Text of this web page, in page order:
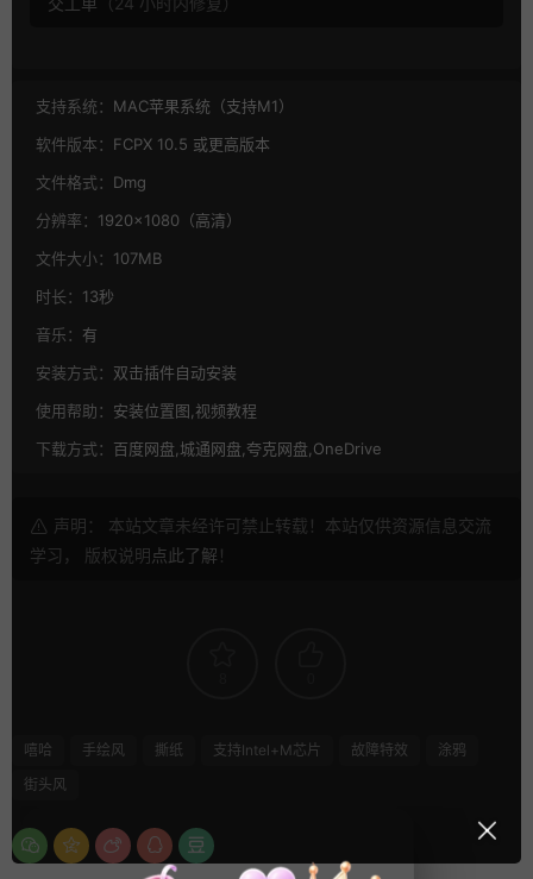
支持系统： MAC苹果系统（支持M1）
软件版本： FCPX 10.5 或更高版本
文件格式： Dmg
分辨率： 1920×1080（高清）
文件大小： 107MB
时长： 13秒
音乐： 有
安装方式： 双击插件自动安装
使用帮助： 安装位置图,视频教程
下载方式： 百度网盘,城通网盘,夸克网盘,OneDrive
声明： 本站文章未经许可禁止转载！本站仅供资源信息交流
学习， 版权说明点此了解 ！
嘻哈 手绘风 撕纸 支持Intel+M芯片 故障特效
涂鸦
街头风